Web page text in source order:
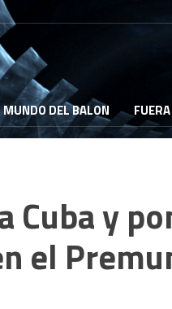
MUNDO DEL BALON
Cuba y
el